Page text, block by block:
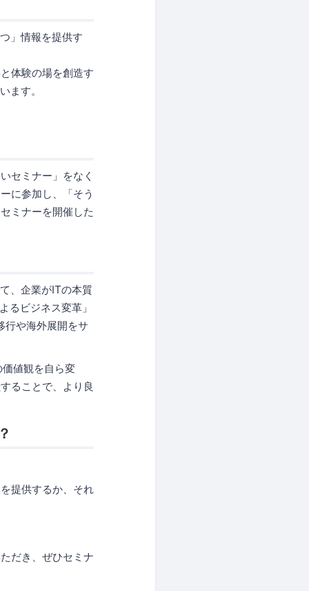
」情報を提供す
体験の場を創造す
ます。
セミナー」をなく
に参加し、「そう
ミナーを開催した
、企業がITの本質
るビジネス変革」
行や海外展開をサ
値観を自ら変
ることで、より良
提供するか、それ
だき、ぜひセミナ